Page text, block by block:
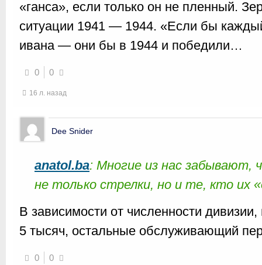
«ганса», если только он не пленный.
ситуации 1941 — 1944. «Если бы
ивана — они бы в 1944 и победили…
0 0
16 л. назад
Dee Snider
anatol.ba: Многие из нас забывают,
не только стрелки, но и те, кто их
В зависимости от численности
5 тысяч, остальные обслуживающий
0 0